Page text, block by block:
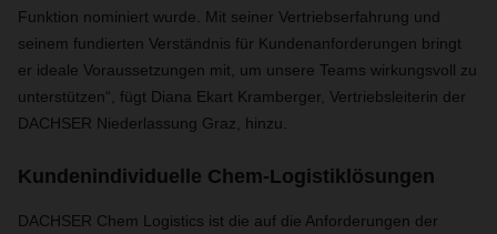
Funktion nominiert wurde. Mit seiner Vertriebserfahrung und
seinem fundierten Verständnis für Kundenanforderungen bringt
er ideale Voraussetzungen mit, um unsere Teams wirkungsvoll zu
unterstützen“, fügt Diana Ekart Kramberger, Vertriebsleiterin der
DACHSER Niederlassung Graz, hinzu.
Kundenindividuelle Chem-Logistiklösungen
DACHSER Chem Logistics ist die auf die Anforderungen der